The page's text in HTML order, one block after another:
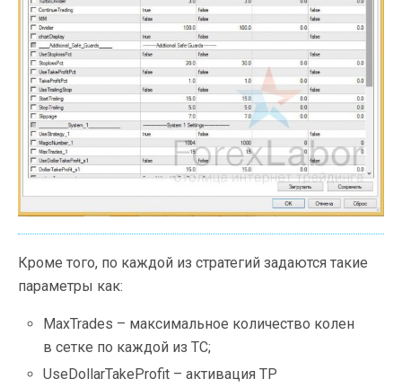
Кроме того, по каждой из стратегий задаются такие
параметры как:
MaxTrades – максимальное количество колен
в сетке по каждой из ТС;
UseDollarTakeProfit – активация ТР